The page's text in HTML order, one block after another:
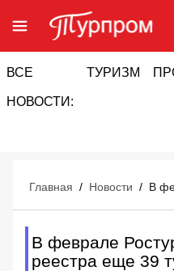
ВСЕ
НОВОСТИ:
ТУРИЗМ
Главная / Новости /
В феврале
реестра еще 39